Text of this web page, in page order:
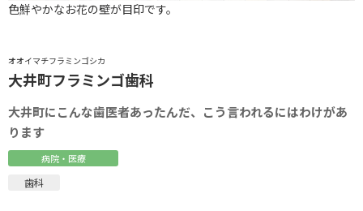
オオイマチフラミンゴシカ
大井町フラミンゴ歯科
大井町にこんな歯医者あったんだ、こう言われるにはわけがあ
ります
病院・医療
歯科
色鮮やかなお花の壁が目印です。